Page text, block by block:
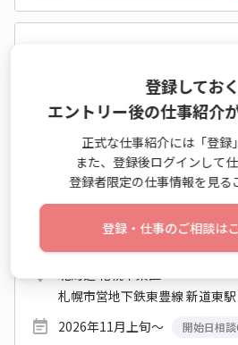
【年収381~447万】年休
○土日祝休み♪
営業事務（受発注以外） / 一般
年収 381万円～447万円
北海道 札幌市東区
札幌市営地下鉄東豊線 新道東
2026年11月上旬～
開始日相談
登録してお
エントリー後の仕事紹介
正式な仕事紹介には「登録
また、登録後ログインして
登録者限定の仕事情報を見る
登録・仕事のご相談は